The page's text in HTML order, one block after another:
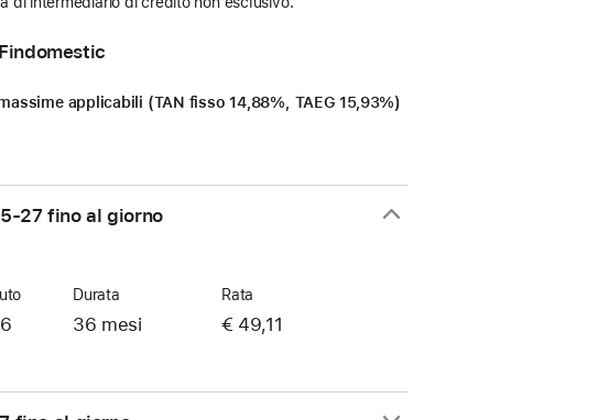
applicabili (TAN fisso 14,88%, TAEG 15,93%)
27fino al giorno
Durata
36 mesi
Rata
€ 49,11